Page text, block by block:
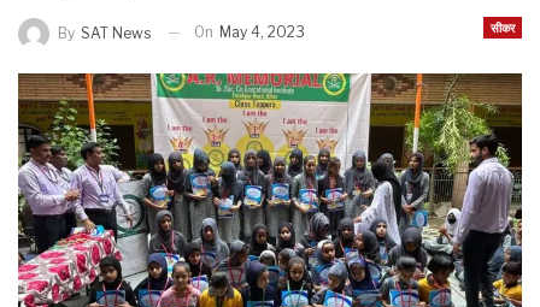
सीकर
By SAT News On May 4, 2023